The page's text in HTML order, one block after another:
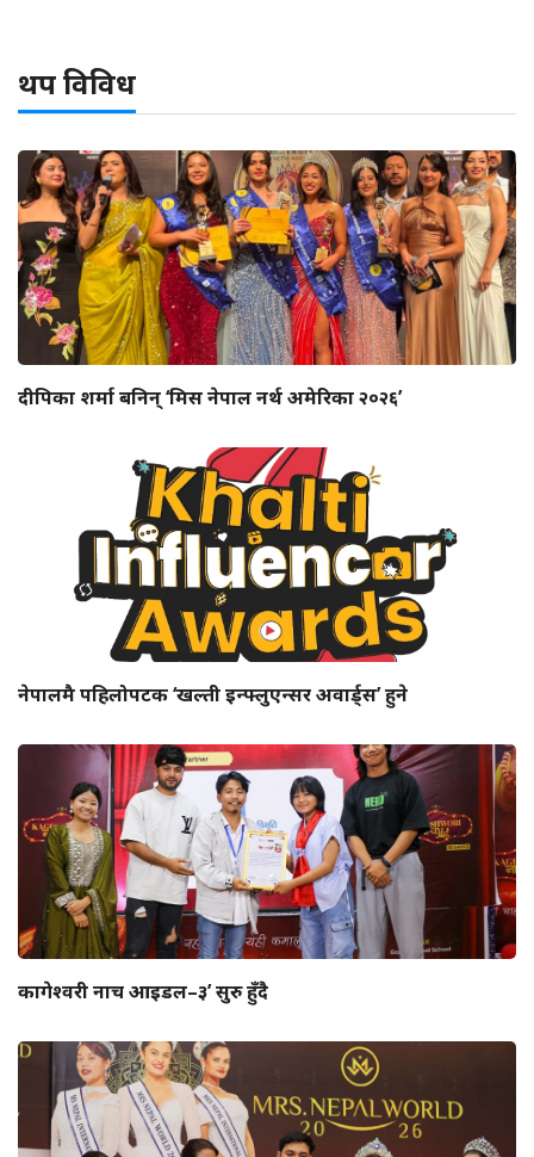
थप विविध
दीपिका शर्मा बनिन् ‘मिस नेपाल नर्थ अमेरिका २०२६’
नेपालमै पहिलोपटक ‘खल्ती इन्फ्लुएन्सर अवार्ड्स’ हुने
कागेश्वरी नाच आइडल–३’ सुरु हुँदै